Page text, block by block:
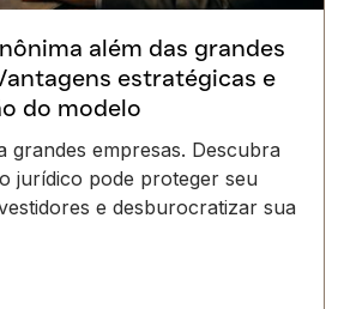
além das grandes
estratégicas e
do modelo
grandes empresas. Descubra
jurídico pode proteger seu
e desburocratizar sua